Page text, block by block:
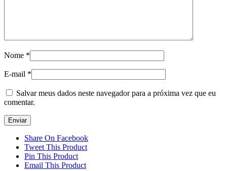
Nome *
E-mail *
Salvar meus dados neste navegador para a próxima vez que eu
comentar.
Share On Facebook
Tweet This Product
Pin This Product
Email This Product